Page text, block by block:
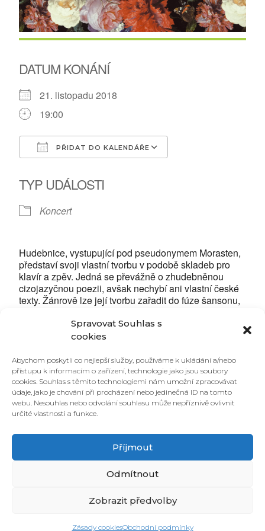
Spravovat Souhlas s
cookies
Abychom poskytli co nejlepší služby, používáme k ukládání a/nebo
přístupu k informacím o zařízení, technologie jako jsou soubory
cookies. Souhlas s těmito technologiemi nám umožní zpracovávat
údaje, jako je chování při procházení nebo jedinečná ID na tomto
webu. Nesouhlas nebo odvolání souhlasu může nepříznivě ovlivnit
určité vlastnosti a funkce.
Příjmout
Odmítnout
Zobrazit předvolby
Zásady cookiesObchodní podmínky
DATUM KONÁNÍ
21. listopadu 2018
19:00
PŘIDAT DO KALENDÁŘE
TYP UDÁLOSTI
Koncert
Hudebnice, vystupující pod pseudonymem Morasten,
představí svoji vlastní tvorbu v podobě skladeb pro
klavír a zpěv. Jedná se převážně o zhudebněnou
cizojazyčnou poezii, avšak nechybí ani vlastní české
texty. Žánrově lze její tvorbu zařadit do fúze šansonu,
Více info na:
www.morasten.com
https://www.facebook.com/Morasten/
www.bandzone.cz/morasten